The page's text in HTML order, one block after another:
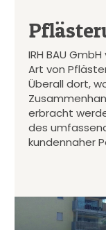
IRH BAU
Art von
Überall dort,
erbracht
des
kundennaher